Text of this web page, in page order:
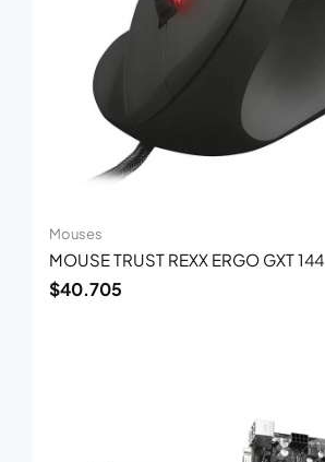
Mouses
MOUSE TRUST REXX ERGO GXT 144
$40.705